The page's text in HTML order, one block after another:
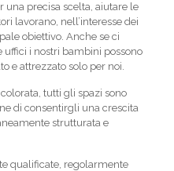
una precisa scelta, aiutare le
lavorano, nell’interesse dei
obiettivo. Anche se ci
i nostri bambini possono
e attrezzato solo per noi.
tutti gli spazi sono
di consentirgli una crescita
strutturata e
qualificate, regolarmente